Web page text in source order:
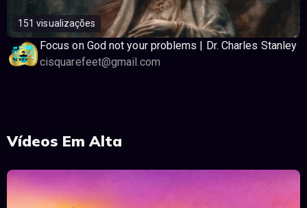
151 visualizações
Focus on God not your problems | Dr. Charles Stanley
cisquarefeet@gmail.com
Vídeos Em Alta